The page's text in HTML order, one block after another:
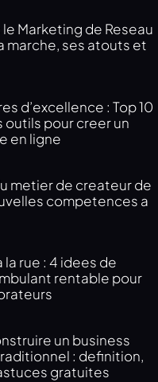
Marketing de Reseau
marche, ses atouts et
d’excellence : Top 10
outils pour creer un
en ligne
metier de createur de
competences a
la rue : 4 idees de
rentable pour
un business
: definition,
gratuites